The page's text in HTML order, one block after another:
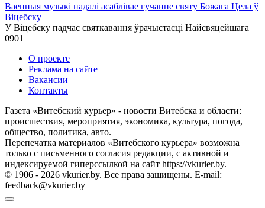
Ваенныя музыкі надалі асаблівае гучанне святу Божага Цела ў
Віцебску
У Віцебску падчас святкавання ўрачыстасці Найсвяцейшага
0901
О проекте
Реклама на сайте
Вакансии
Контакты
Газета «Витебский курьер» - новости Витебска и области:
происшествия, мероприятия, экономика, культура, погода,
общество, политика, авто.
Перепечатка материалов «Витебского курьера» возможна
только с письменного согласия редакции, с активной и
индексируемой гиперссылкой на сайт https://vkurier.by.
© 1906 - 2026 vkurier.by. Все права защищены. E-mail:
feedback@vkurier.by